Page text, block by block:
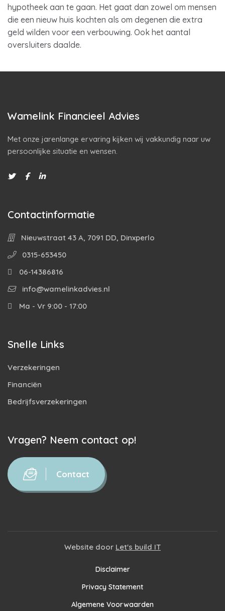
hypotheek aan te gaan. Het gaat dan zowel om mensen
die een nieuw huis kochten als om degenen die extra
geld wilden voor een verbouwing. Ook het aantal
oversluiters daalde.
Wamelink Financieel Advies
Met onze jarenlange ervaring kijken wij vakkundig naar uw
persoonlijke situatie en wensen.
Contactinformatie
Nieuwstraat 43 A, 7091 DD, Dinxperlo
0315-653450
06-14386816
info@wamelinkadvies.nl
Ma - Vr 9:00 - 17:00
Snelle Links
Verzekeringen
Financiën
Bedrijfsverzekeringen
Vragen? Neem contact op!
Contact
Website door Let's build IT
Disclaimer
Privacy Statement
Algemene Voorwaarden